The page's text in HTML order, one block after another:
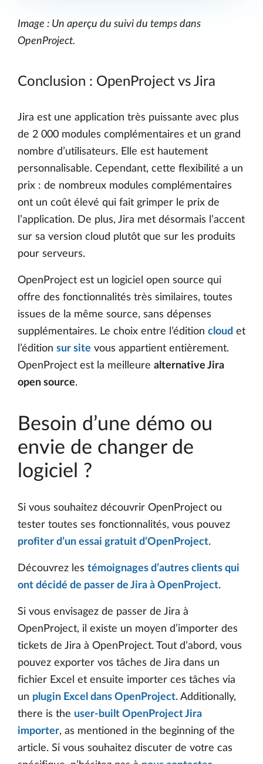
Image : Un aperçu du suivi du temps dans
OpenProject.
Conclusion : OpenProject vs Jira
Jira est une application très puissante avec plus
de 2 000 modules complémentaires et un grand
nombre d’utilisateurs. Elle est hautement
personnalisable. Cependant, cette flexibilité a un
prix : de nombreux modules complémentaires
ont un coût élevé qui fait grimper le prix de
l’application. De plus, Jira met désormais l’accent
sur sa version cloud plutôt que sur les produits
pour serveurs.
OpenProject est un logiciel open source qui
offre des fonctionnalités très similaires, toutes
issues de la même source, sans dépenses
supplémentaires. Le choix entre l’édition cloud et
l’édition sur site vous appartient entièrement.
OpenProject est la meilleure alternative Jira
open source.
Besoin d’une démo ou
envie de changer de
logiciel ?
Si vous souhaitez découvrir OpenProject ou
tester toutes ses fonctionnalités, vous pouvez
profiter d’un essai gratuit d’OpenProject.
Découvrez les témoignages d’autres clients qui
ont décidé de passer de Jira à OpenProject.
Si vous envisagez de passer de Jira à
OpenProject, il existe un moyen d’importer des
tickets de Jira à OpenProject. Tout d’abord, vous
pouvez exporter vos tâches de Jira dans un
fichier Excel et ensuite importer ces tâches via
un plugin Excel dans OpenProject. Additionally,
there is the user-built OpenProject Jira
importer, as mentioned in the beginning of the
article. Si vous souhaitez discuter de votre cas